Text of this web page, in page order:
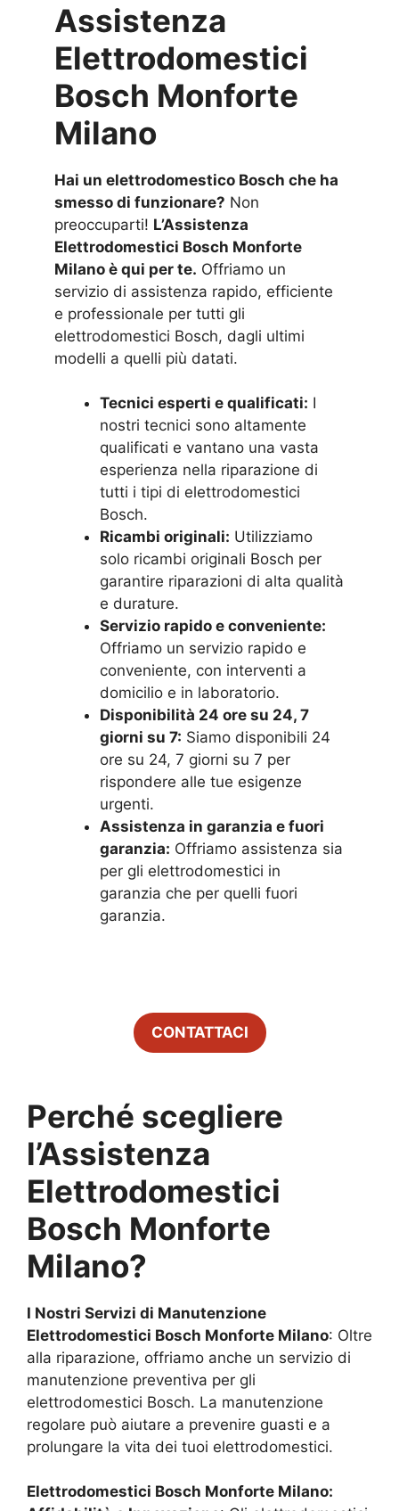
Assistenza
Elettrodomestici
Bosch Monforte
Milano
Hai un elettrodomestico Bosch che ha
smesso di funzionare? Non
preoccuparti! L’Assistenza
Elettrodomestici Bosch Monforte
Milano è qui per te. Offriamo un
servizio di assistenza rapido, efficiente
e professionale per tutti gli
elettrodomestici Bosch, dagli ultimi
modelli a quelli più datati.
Tecnici esperti e qualificati: I
nostri tecnici sono altamente
qualificati e vantano una vasta
esperienza nella riparazione di
tutti i tipi di elettrodomestici
Bosch.
Ricambi originali: Utilizziamo
solo ricambi originali Bosch per
garantire riparazioni di alta qualità
e durature.
Servizio rapido e conveniente:
Offriamo un servizio rapido e
conveniente, con interventi a
domicilio e in laboratorio.
Disponibilità 24 ore su 24, 7
giorni su 7: Siamo disponibili 24
ore su 24, 7 giorni su 7 per
rispondere alle tue esigenze
urgenti.
Assistenza in garanzia e fuori
garanzia: Offriamo assistenza sia
per gli elettrodomestici in
garanzia che per quelli fuori
garanzia.
CONTATTACI
Perché scegliere
l’Assistenza
Elettrodomestici
Bosch Monforte
Milano?
I Nostri Servizi di Manutenzione
Elettrodomestici Bosch Monforte Milano: Oltre
alla riparazione, offriamo anche un servizio di
manutenzione preventiva per gli
elettrodomestici Bosch. La manutenzione
regolare può aiutare a prevenire guasti e a
prolungare la vita dei tuoi elettrodomestici.
Elettrodomestici Bosch Monforte Milano: